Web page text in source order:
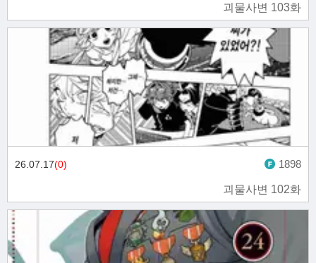
괴물사변 103화
괴물사변 102화
26.07.17(0) 1898